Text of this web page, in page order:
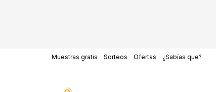
Muestras gratis Sorteos Ofertas ¿Sabías que?